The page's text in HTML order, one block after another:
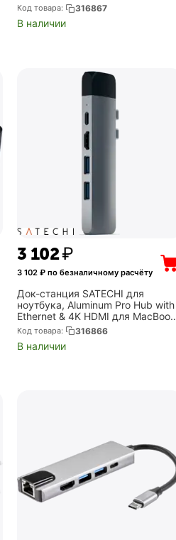
MacBook Pro (ST-TCPHES)
Код товара: 316867
В наличии
3 102₽
3 102₽ по безналичному расчёту
Док-станция SATECHI для
ноутбука, Aluminum Pro Hub with
Ethernet & 4K HDMI для MacBook
Air, MacBook Pro (ST-TCPHEM)
Код товара: 316866
В наличии